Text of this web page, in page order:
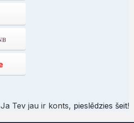
Ja Tev jau ir konts, pieslēdzies šeit!